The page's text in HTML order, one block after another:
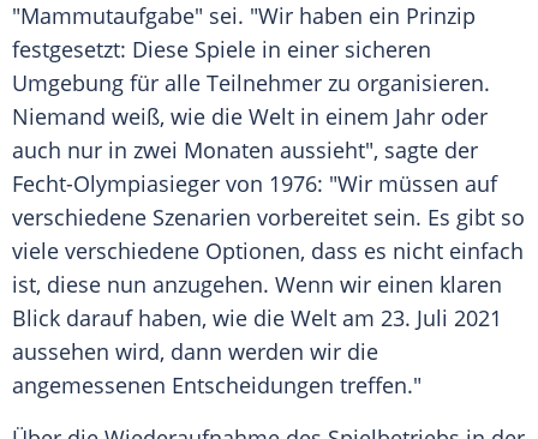
"Mammutaufgabe" sei. "Wir haben ein Prinzip
festgesetzt: Diese Spiele in einer sicheren
Umgebung für alle Teilnehmer zu organisieren.
Niemand weiß, wie die Welt in einem Jahr oder
auch nur in zwei Monaten aussieht", sagte der
Fecht-Olympiasieger von 1976: "Wir müssen auf
verschiedene Szenarien vorbereitet sein. Es gibt so
viele verschiedene Optionen, dass es nicht einfach
ist, diese nun anzugehen. Wenn wir einen klaren
Blick darauf haben, wie die Welt am 23. Juli 2021
aussehen wird, dann werden wir die
angemessenen Entscheidungen treffen."